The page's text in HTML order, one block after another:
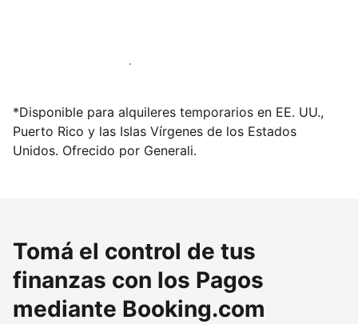
Publicá en nuestra plataforma hoy
*Disponible para alquileres temporarios en EE. UU.,
Puerto Rico y las Islas Vírgenes de los Estados
Unidos. Ofrecido por Generali.
Tomá el control de tus
finanzas con los Pagos
mediante Booking.com